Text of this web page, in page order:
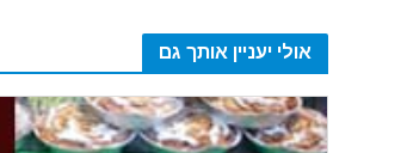
אולי יעניין אותך גם